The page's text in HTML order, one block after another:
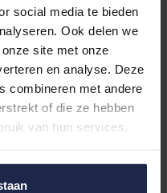
social media te bieden
Ook delen we
site met onze
en analyse. Deze
combineren met andere
of die ze hebben
van hun services.